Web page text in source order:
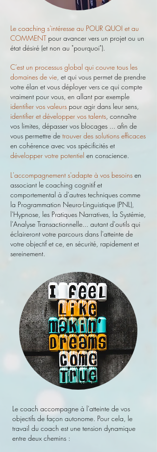
Le coaching s'intéresse au POUR QUOI et au
COMMENT pour avancer vers un projet ou un
état désiré (et non au "pourquoi").
C’est un processus global qui couvre tous les
domaines de vie et qui vous permet de prendre
votre élan et vous déployer vers ce qui compte
vraiment pour vous, en allant par exemple
identifier vos valeurs pour agir dans leur sens
identifier et développer vos talents connaître
vos limites, dépasser vos blocages ... afin de
vous permettre de trouver des solutions efficaces
en cohérence avec vos spécificités et
développer votre potentiel en conscience.
L'accompagnement s'adapte à vos besoins en
associant le coaching cognitif et
comportemental à d'autres techniques comme
la Programmation Neuro-Linguistique (PNL),
l'Hypnose, les Pratiques Narratives, la Systémie,
l'Analyse Transactionnelle... autant d'outils qui
éclaireront votre parcours dans l'atteinte de
votre objectif et ce, en sécurité, rapidement et
sereinement.
Le coach accompagne à l'atteinte de vos
objectifs de façon autonome. Pour cela, le
travail du coach est une tension dynamique
entre deux chemins :